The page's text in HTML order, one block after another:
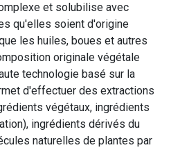
et solubilise avec
qu'elles soient d'origine
les huiles, boues et autres
originale végétale
technologie basé sur la
d'effectuer des extractions
végétaux, ingrédients
ingrédients dérivés du
naturelles de plantes par